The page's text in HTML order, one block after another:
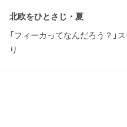
北欧をひとさじ・夏
「フィーカってなんだろう？」
り